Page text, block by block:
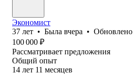
Экономист
37 лет • Была вчера • Обновлено
100 000 ₽
Рассматривает предложения
Общий опыт
14 лет 11 месяцев